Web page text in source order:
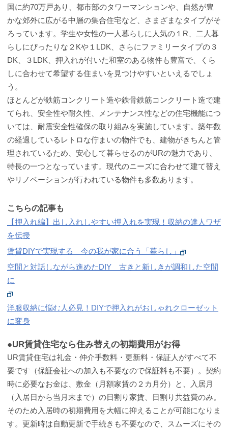
国に約70万戸あり、都市部のタワーマンションや、自然が豊
かな郊外に広がる中層の集合住宅など、さまざまなタイプがそ
ろっています。学生や女性の一人暮らしに人気の１R、二人暮
らしにぴったりな２Kや１LDK、さらにファミリータイプの３
DK、３LDK、押入れが付いた和室のある物件も豊富で、くら
しに合わせて希望する住まいを見つけやすいといえるでしょ
う。
ほとんどが鉄筋コンクリート造や鉄骨鉄筋コンクリート造で建
てられ、安全性や耐久性、メンテナンス性などの住宅機能につ
いては、耐震安全性確保の取り組みを実施しています。築年数
の経過しているレトロな佇まいの物件でも、建物がきちんと管
理されているため、安心して暮らせるのがURの魅力であり、
特長の一つとなっています。現代のニーズに合わせて建て替え
やリノベーションが行われている物件も多数あります。
こちらの記事も
【押入れ編】出し入れしやすい押入れを実現！収納の達人ワザ
を伝授
賃貸DIYで実現する 今の我が家に合う「暮らし」
空間と対話しながら進めたDIY 古きと新しきが調和した空間
に
洋服収納に悩む人必見！DIYで押入れがおしゃれクローゼット
に変身
●UR賃貸住宅なら住み替えの初期費用がお得
UR賃貸住宅は礼金・仲介手数料・更新料・保証人がすべて不
要です（保証会社への加入も不要なので保証料も不要）。契約
時に必要なお金は、敷金（月額家賃の２カ月分）と、入居月
（入居日から当月末まで）の日割り家賃、日割り共益費のみ。
そのため入居時の初期費用を大幅に抑えることが可能になりま
す。更新時は自動更新で手続きも不要なので、スムーズにその